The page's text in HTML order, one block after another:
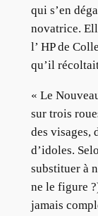
qui s’en
novatrice.
l’ HP de
qu’il
« Le
sur trois
des visages,
d’idoles.
substituer à
ne le figure
jamais